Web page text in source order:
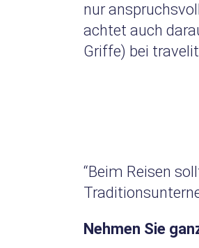
nur
achtet auch
Griffe) bei
“Beim Reisen
Nehmen Sie